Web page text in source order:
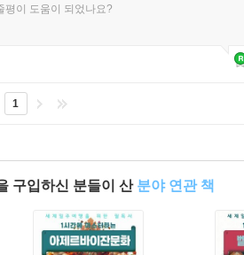
평이 도움이 되었나요?
1
구입하신 분들이 산 분야 연관 책